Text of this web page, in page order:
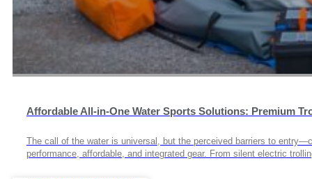
Affordable All-in-One Water Sports Solutions: Premium
The call of the water is universal, but the perceived barriers to
performance, affordable, and integrated gear. From silent electric